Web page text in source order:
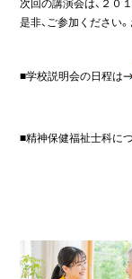
是非、ご参加ください
■学校説明会の日程は
■精神保健福祉士科に